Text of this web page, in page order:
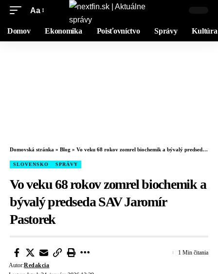
Aa
Domov Ekonomika Poisťovníctvo Správy Kultúra
Domovská stránka » Blog » Vo veku 68 rokov zomrel biochemik a bývalý predseda SAV Jaromír Pastorek
SLOVENSKO SPRÁVY
Vo veku 68 rokov zomrel biochemik a
bývalý predseda SAV Jaromír
Pastorek
Autor:Redakcia
1 Min čitania